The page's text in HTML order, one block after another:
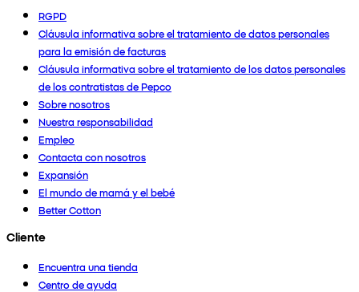
RGPD
Cláusula informativa sobre el tratamiento de datos personales
para la emisión de facturas
Cláusula informativa sobre el tratamiento de los datos personales
de los contratistas de Pepco
Sobre nosotros
Nuestra responsabilidad
Empleo
Contacta con nosotros
Expansión
El mundo de mamá y el bebé
Better Cotton
Cliente
Encuentra una tienda
Centro de ayuda